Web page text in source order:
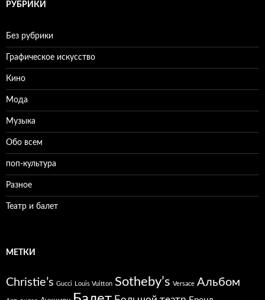
РУБРИКИ
Без рубрики
Графическое искусство
Кино
Мода
Музыка
Обо всем
поп-культура
Разное
Театр и балет
МЕТКИ
Christie’s Gucci Louis Vuitton Sotheby’s Versace Альбом